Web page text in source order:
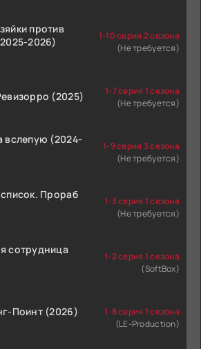
против
2026)
1-10 серия 2 сезона
(Не требуется)
(2025)
1-7 серия 1 сезона
(Не требуется)
вслепую (2024-
1-9 серия 3 сезона
(Не требуется)
Прораб
1-3 серия 1 сезона
(Не требуется)
сотрудница
1-2 серия 1 сезона
(SoftBox)
Поинт (2026)
1-8 серия 1 сезона
(LE-Production)